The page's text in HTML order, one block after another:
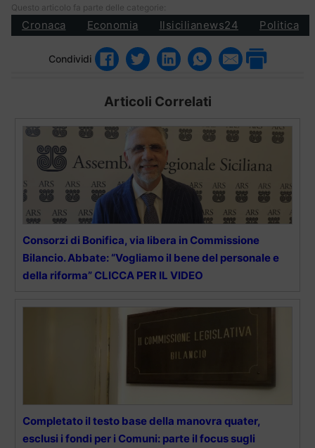
Questo articolo fa parte delle categorie:
Cronaca Economia Ilsicilianews24 Politica
Condividi
Articoli Correlati
Consorzi di Bonifica, via libera in Commissione
Bilancio. Abbate: “Vogliamo il bene del personale e
della riforma” CLICCA PER IL VIDEO
Completato il testo base della manovra quater,
esclusi i fondi per i Comuni: parte il focus sugli